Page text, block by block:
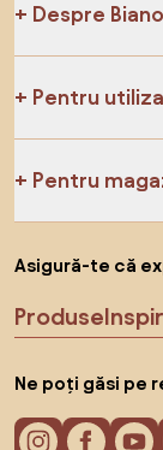
Despre Biano
Pentru
Pentru
Asigură-te că
Produse
Ne poți găsi pe